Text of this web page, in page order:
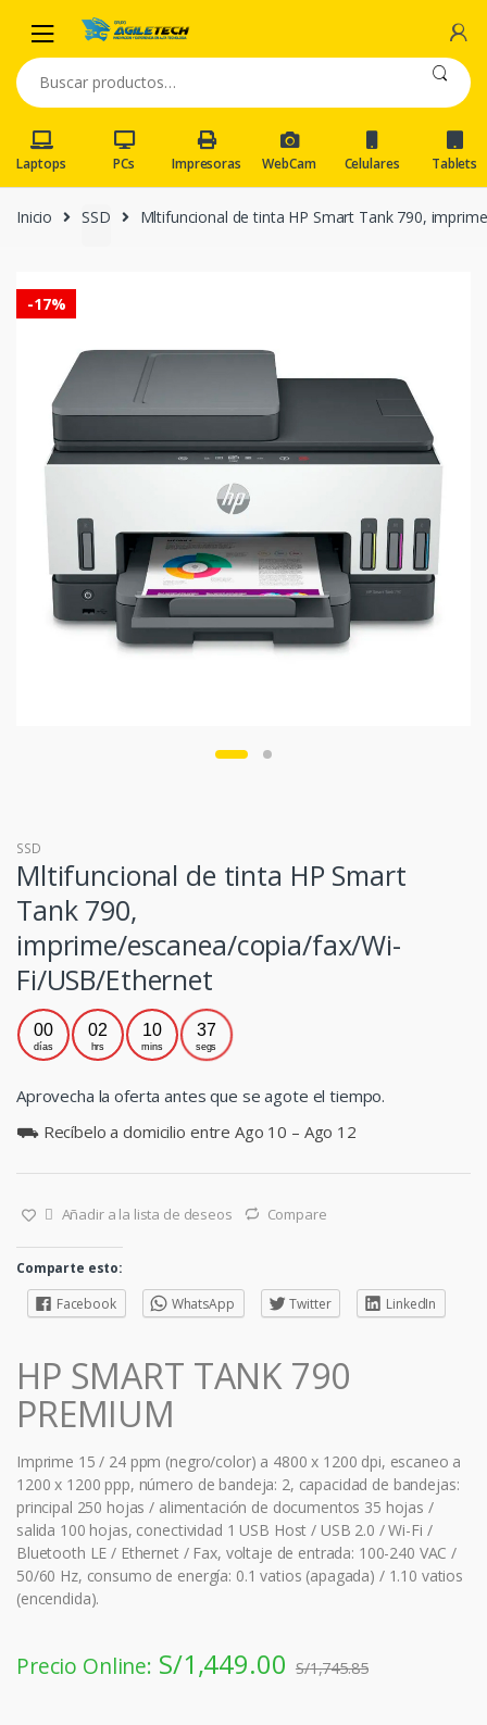
navigation
content
Buscar
por:
Laptops PCs Impresoras WebCam Celulares Tablets
Inicio SSD Mltifuncional de tinta HP Smart Tank 790,
-17%
SSD
Mltifuncional de tinta HP Smart
Tank 790,
imprime/escanea/copia/fax/Wi-
Fi/USB/Ethernet
00
días
02
hrs
10
mins
36
segs
Aprovecha la oferta antes que se agote el tiempo.
⛟ Recíbelo a domicilio entre Ago 10 – Ago 12
Añadir a la lista de deseos Compare
Comparte esto:
Facebook
WhatsApp Twitter LinkedIn
HP SMART TANK 790
PREMIUM
Imprime 15 / 24 ppm (negro/color) a 4800 x 1200 dpi, escaneo a
1200 x 1200 ppp, número de bandeja: 2, capacidad de bandejas:
principal 250 hojas / alimentación de documentos 35 hojas /
salida 100 hojas, conectividad 1 USB Host / USB 2.0 / Wi-Fi /
Bluetooth LE / Ethernet / Fax, voltaje de entrada: 100-240 VAC /
50/60 Hz, consumo de energía: 0.1 vatios (apagada) / 1.10 vatios
(encendida).
Precio Online: S/1,449.00 S/1,745.85